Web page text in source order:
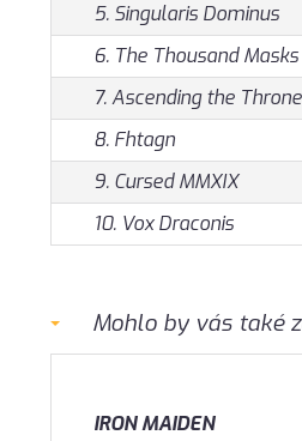
5. Singularis Dominus
6. The Thousand Masks
7. Ascending the
8. Fhtagn
9. Cursed MMXIX
10. Vox Draconis
Mohlo by vás také
IRON MAIDEN